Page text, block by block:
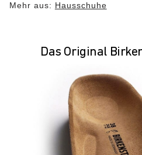
Mehr aus: Hausschuhe
Das Original